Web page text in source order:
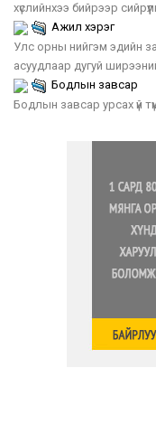
хүслийнхээ бийрээр
Ажил хэрэг
Улс орны нийгэм эдийн
асуудлаар дугуй
Бодлын завсар
Бодлын завсар урсах үй